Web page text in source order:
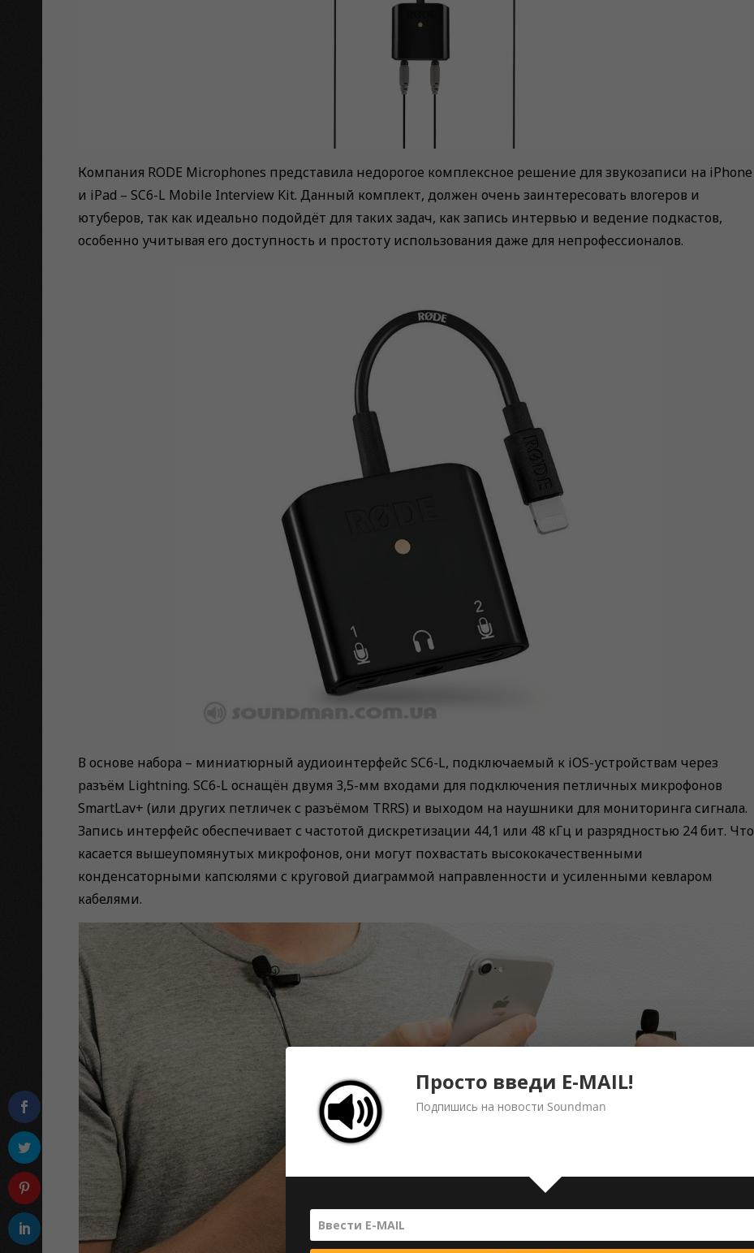
Компания RODE Microphones представила недорогое комплексное решение для звукозаписи на iPhone
и iPad – SC6-L Mobile Interview Kit. Данный комплект, должен очень заинтересовать влогеров и
ютуберов, так как идеально подойдёт для таких задач, как запись интервью и ведение подкастов,
особенно учитывая его доступность и простоту использования даже для непрофессионалов.
В основе набора – миниатюрный аудиоинтерфейс SC6-L, подключаемый к iOS-устройствам через
разъём Lightning. SC6-L оснащён двумя 3,5-мм входами для подключения петличных микрофонов
SmartLav+ (или других петличек с разъёмом TRRS) и выходом на наушники для мониторинга сигнала.
Запись интерфейс обеспечивает с частотой дискретизации 44,1 или 48 кГц и разрядностью 24 бит. Что
касается вышеупомянутых микрофонов, они могут похвастать высококачественными
конденсаторными капсюлями с круговой диаграммой направленности и усиленными кевларом
кабелями.
Просто введи E-MAIL!
Подпишись на новости Soundman